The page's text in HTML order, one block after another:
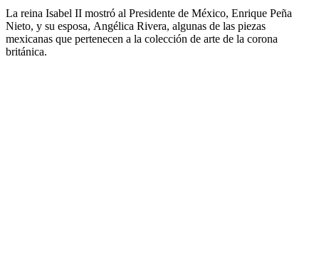
La reina Isabel II mostró al Presidente de México, Enrique Peña
Nieto, y su esposa, Angélica Rivera, algunas de las piezas
mexicanas que pertenecen a la colección de arte de la corona
británica.